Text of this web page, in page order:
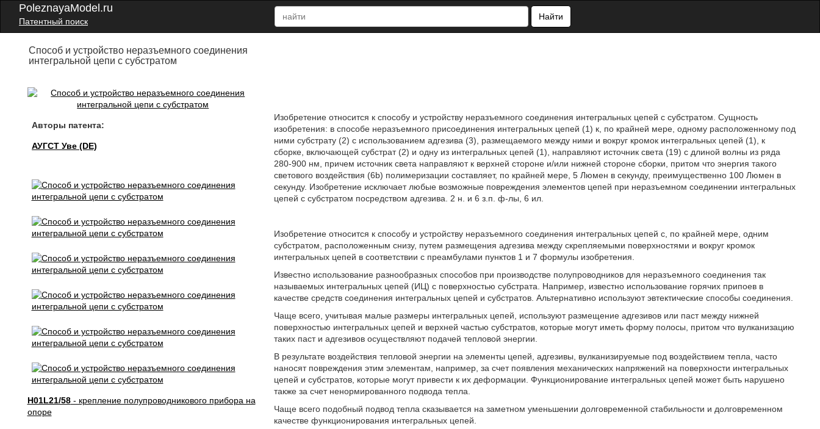
PoleznayaModel.ru
Патентный поиск
Найти
Способ и устройство неразъемного соединения
интегральной цепи с субстратом
Авторы патента:
АУГСТ Уве (DE)
H01L21/58- крепление полупроводникового прибора на
опоре
Изобретение относится к способу и устройству неразъемного соединения интегральных цепей с субстратом. Сущность
изобретения: в способе неразъемного присоединения интегральных цепей (1) к, по крайней мере, одному расположенному под
ними субстрату (2) с использованием адгезива (3), размещаемого между ними и вокруг кромок интегральных цепей (1), к
сборке, включающей субстрат (2) и одну из интегральных цепей (1), направляют источник света (19) с длиной волны из ряда
280-900 нм, причем источник света направляют к верхней стороне и/или нижней стороне сборки, притом что энергия такого
светового воздействия (6b) полимеризации составляет, по крайней мере, 5 Люмен в секунду, преимущественно 100 Люмен в
секунду. Изобретение исключает любые возможные повреждения элементов цепей при неразъемном соединении интегральных
цепей с субстратом посредством адгезива. 2 н. и 6 з.п. ф-лы, 6 ил.
Изобретение относится к способу и устройству неразъемного соединения интегральных цепей с, по крайней мере, одним
субстратом, расположенным снизу, путем размещения адгезива между скрепляемыми поверхностями и вокруг кромок
интегральных цепей в соответствии с преамбулами пунктов 1 и 7 формулы изобретения.
Известно использование разнообразных способов при производстве полупроводников для неразъемного соединения так
называемых интегральных цепей (ИЦ) с поверхностью субстрата. Например, известно использование горячих припоев в
качестве средств соединения интегральных цепей и субстратов. Альтернативно используют эвтектические способы соединения.
Чаще всего, учитывая малые размеры интегральных цепей, используют размещение адгезивов или паст между нижней
поверхностью интегральных цепей и верхней частью субстратов, которые могут иметь форму полосы, притом что вулканизацию
таких паст и адгезивов осуществляют подачей тепловой энергии.
В результате воздействия тепловой энергии на элементы цепей, адгезивы, вулканизируемые под воздействием тепла, часто
наносят повреждения этим элементам, например, за счет появления механических напряжений на поверхности интегральных
цепей и субстратов, которые могут привести к их деформации. Функционирование интегральных цепей может быть нарушено
также за счет ненормированного подвода тепла.
Чаще всего подобный подвод тепла сказывается на заметном уменьшении долговременной стабильности и долговременном
качестве функционирования интегральных цепей.